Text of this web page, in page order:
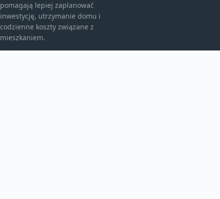
pomagają lepiej zaplanować
inwestycję, utrzymanie domu i
codzienne koszty związane z
mieszkaniem.